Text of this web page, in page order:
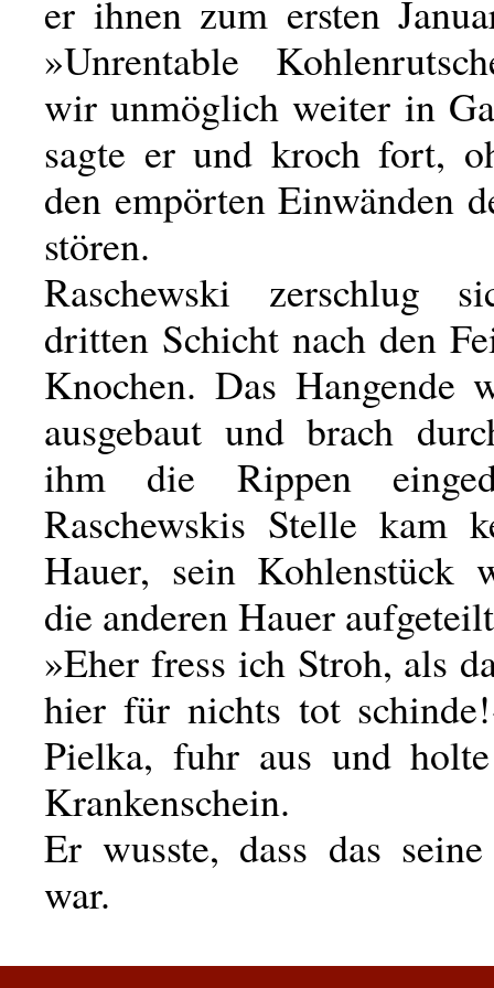
er ihnen zum ersten
»Unrentable
wir unmöglich weiter in
sagte er und kroch fort,
den empörten Einwänden
stören.
Raschewski zerschlug
dritten Schicht nach den
Knochen. Das Hangende
ausgebaut und brach
ihm die Rippen
Raschewskis Stelle kam
Hauer, sein Kohlenstück
die anderen Hauer
»Eher fress ich Stroh, als
hier für nichts tot
Pielka, fuhr aus und
Krankenschein.
Er wusste, dass das
war.